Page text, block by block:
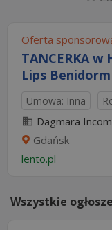
Oferta
TANCERKA w
Lips Benidorm
Umowa: Inna
Dagmara
Gdańsk
lento.pl
Wszystkie